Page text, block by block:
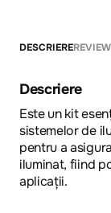
DESCRIERE
Descriere
Еste un kit
sistemelor de
pentru a
iluminat, fiind
aplicații.